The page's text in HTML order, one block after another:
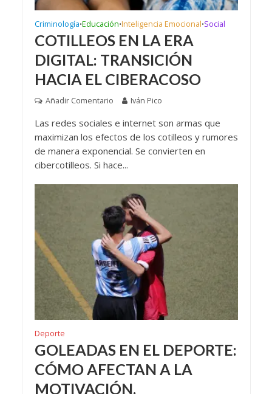
Criminología•Educación•Inteligencia Emocional•Social
COTILLEOS EN LA ERA
DIGITAL: TRANSICIÓN
HACIA EL CIBERACOSO
Añadir Comentario Iván Pico
Las redes sociales e internet son armas que
maximizan los efectos de los cotilleos y rumores
de manera exponencial. Se convierten en
cibercotilleos. Si hace...
Deporte
GOLEADAS EN EL DEPORTE:
CÓMO AFECTAN A LA
MOTIVACIÓN.